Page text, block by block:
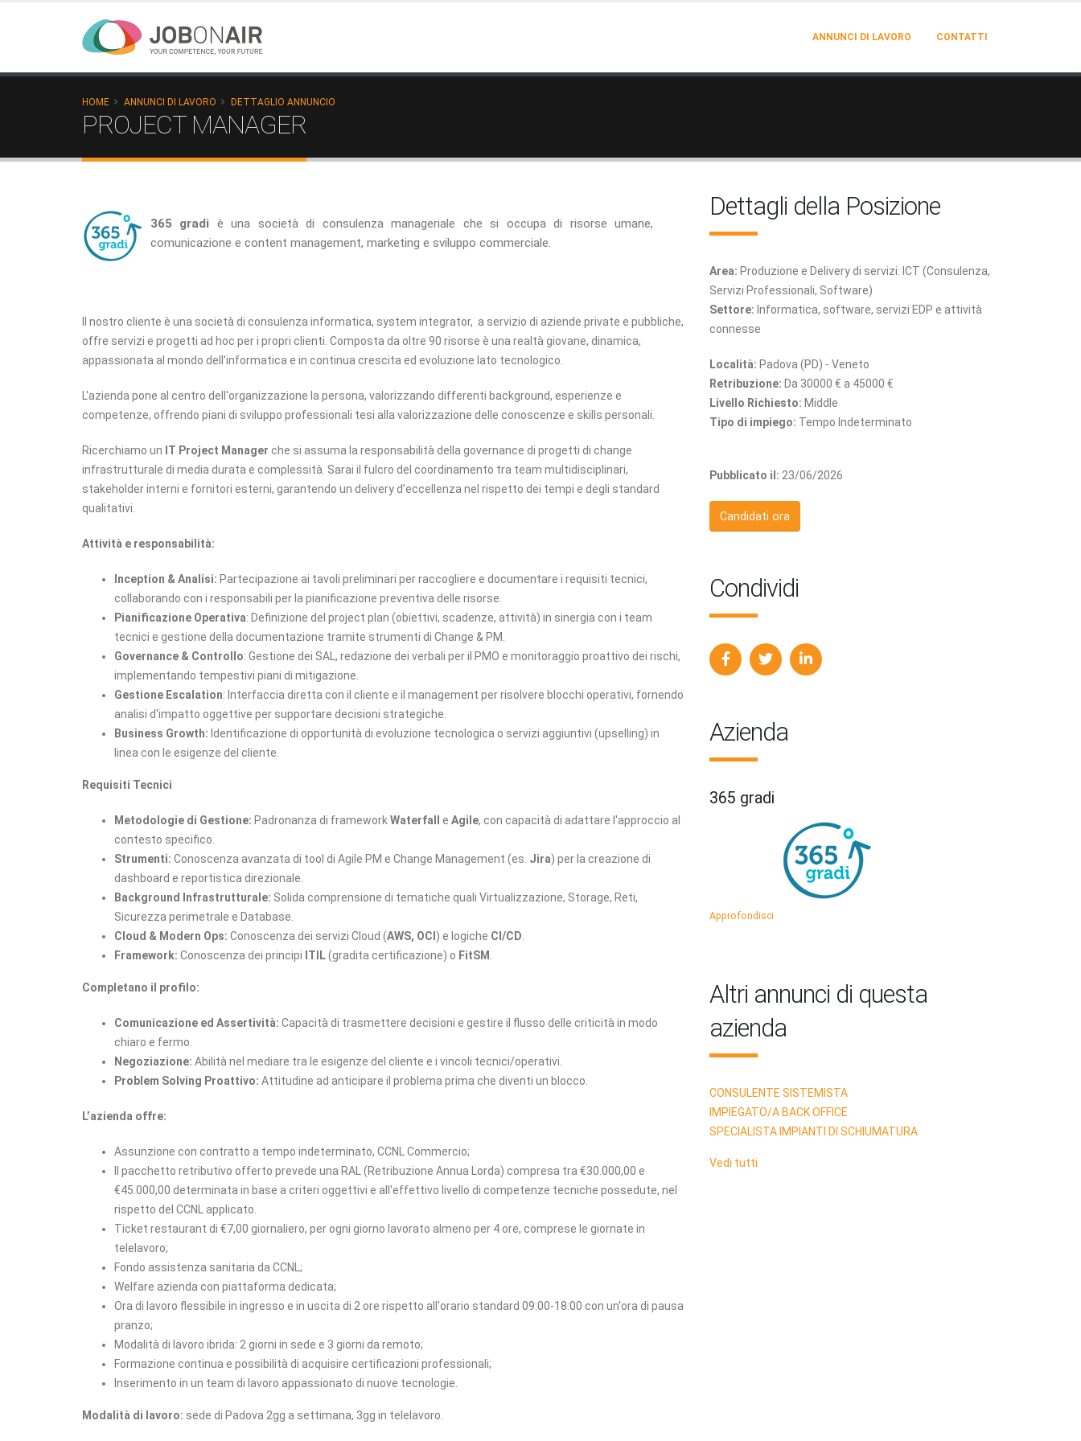
ANNUNCI DI LAVORO CONTATTI
HOME ANNUNCI DI LAVORO DETTAGLIO ANNUNCIO
PROJECT MANAGER
365 gradi è una società di consulenza manageriale che si occupa di risorse umane,
comunicazione e content management, marketing e sviluppo commerciale.
Il nostro cliente è una società di consulenza informatica, system integrator, a servizio di aziende private e pubbliche,
offre servizi e progetti ad hoc per i propri clienti. Composta da oltre 90 risorse è una realtà giovane, dinamica,
appassionata al mondo dell'informatica e in continua crescita ed evoluzione lato tecnologico.
L'azienda pone al centro dell'organizzazione la persona, valorizzando differenti background, esperienze e
competenze, offrendo piani di sviluppo professionali tesi alla valorizzazione delle conoscenze e skills personali.
Ricerchiamo un IT Project Manager che si assuma la responsabilità della governance di progetti di change
infrastrutturale di media durata e complessità. Sarai il fulcro del coordinamento tra team multidisciplinari,
stakeholder interni e fornitori esterni, garantendo un delivery d’eccellenza nel rispetto dei tempi e degli standard
qualitativi.
Attività e responsabilità:
Inception & Analisi: Partecipazione ai tavoli preliminari per raccogliere e documentare i requisiti tecnici,
collaborando con i responsabili per la pianificazione preventiva delle risorse.
Pianificazione Operativa: Definizione del project plan (obiettivi, scadenze, attività) in sinergia con i team
tecnici e gestione della documentazione tramite strumenti di Change & PM.
Governance & Controllo: Gestione dei SAL, redazione dei verbali per il PMO e monitoraggio proattivo dei rischi,
implementando tempestivi piani di mitigazione.
Gestione Escalation: Interfaccia diretta con il cliente e il management per risolvere blocchi operativi, fornendo
analisi d'impatto oggettive per supportare decisioni strategiche.
Business Growth: Identificazione di opportunità di evoluzione tecnologica o servizi aggiuntivi (upselling) in
linea con le esigenze del cliente.
Requisiti Tecnici
Metodologie di Gestione: Padronanza di frameworkWaterfall e Agile, con capacità di adattare l'approccio al
contesto specifico.
Strumenti: Conoscenza avanzata di tool di Agile PM e Change Management (es. Jira) per la creazione di
dashboard e reportistica direzionale.
Background Infrastrutturale: Solida comprensione di tematiche quali Virtualizzazione, Storage, Reti,
Sicurezza perimetrale e Database.
Cloud & Modern Ops: Conoscenza dei servizi Cloud (AWS, OCI ) e logiche CI/CD
Framework: Conoscenza dei principi ITIL(gradita certificazione) o FitSM
Completano il profilo:
Comunicazione ed Assertività: Capacità di trasmettere decisioni e gestire il flusso delle criticità in modo
chiaro e fermo.
Negoziazione: Abilità nel mediare tra le esigenze del cliente e i vincoli tecnici/operativi.
Problem Solving Proattivo: Attitudine ad anticipare il problema prima che diventi un blocco.
L’azienda offre:
Assunzione con contratto a tempo indeterminato, CCNL Commercio;
ll pacchetto retributivo offerto prevede una RAL (Retribuzione Annua Lorda) compresa tra €30.000,00 e
€45.000,00 determinata in base a criteri oggettivi e all'effettivo livello di competenze tecniche possedute, nel
rispetto del CCNL applicato.
Ticket restaurant di €7,00 giornaliero, per ogni giorno lavorato almeno per 4 ore, comprese le giornate in
telelavoro;
Fondo assistenza sanitaria da CCNL;
Welfare azienda con piattaforma dedicata;
Ora di lavoro flessibile in ingresso e in uscita di 2 ore rispetto all'orario standard 09:00-18:00 con un'ora di pausa
pranzo;
Modalità di lavoro ibrida: 2 giorni in sede e 3 giorni da remoto;
Formazione continua e possibilità di acquisire certificazioni professionali;
Inserimento in un team di lavoro appassionato di nuove tecnologie.
Modalità di lavoro: sede di Padova 2gg a settimana, 3gg in telelavoro.
Dettagli della Posizione
Area: Produzione e Delivery di servizi: ICT (Consulenza,
Servizi Professionali, Software)
Settore: Informatica, software, servizi EDP e attività
connesse
Località: Padova (PD) - Veneto
Retribuzione: Da 30000 € a 45000 €
Livello Richiesto: Middle
Tipo di impiego: Tempo Indeterminato
Pubblicato il: 23/06/2026
Candidati ora
Condividi
Azienda
365 gradi
Approfondisci
Altri annunci di questa
azienda
CONSULENTE SISTEMISTA
IMPIEGATO/A BACK OFFICE
SPECIALISTA IMPIANTI DI SCHIUMATURA
Vedi tutti